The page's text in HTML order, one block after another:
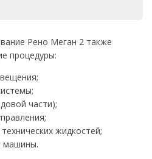
Рено Меган 2 также
процедуры:
части);
жидкостей;
машины.